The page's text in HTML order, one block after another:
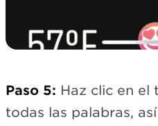
Paso 5: Haz clic en el
todas las palabras,